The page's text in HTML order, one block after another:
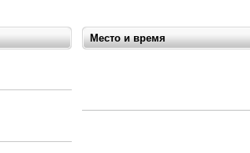
Место и время